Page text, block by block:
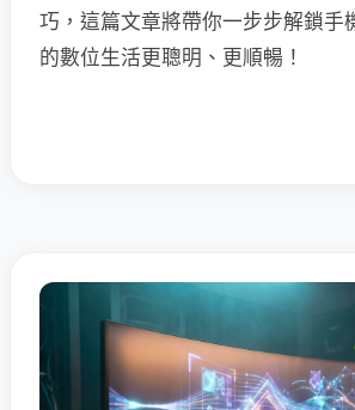
巧，這篇文章將帶你一步步解鎖手
的數位生活更聰明、更順暢！